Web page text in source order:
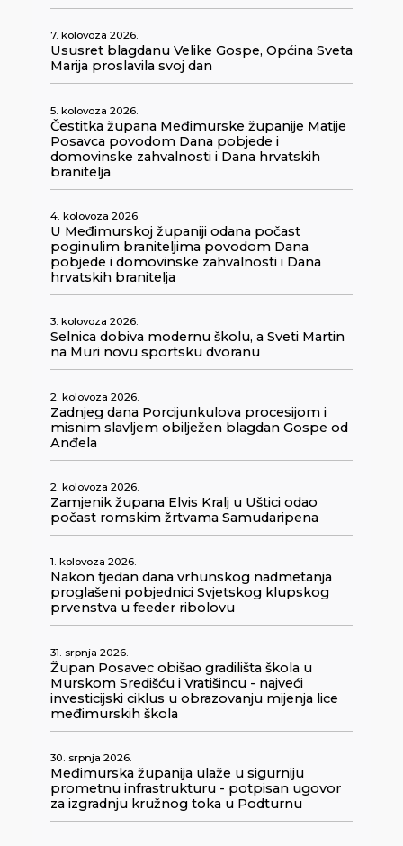
7. kolovoza 2026.
Ususret blagdanu Velike Gospe, Općina Sveta
Marija proslavila svoj dan
5. kolovoza 2026.
Čestitka župana Međimurske županije Matije
Posavca povodom Dana pobjede i
domovinske zahvalnosti i Dana hrvatskih
branitelja
4. kolovoza 2026.
U Međimurskoj županiji odana počast
poginulim braniteljima povodom Dana
pobjede i domovinske zahvalnosti i Dana
hrvatskih branitelja
3. kolovoza 2026.
Selnica dobiva modernu školu, a Sveti Martin
na Muri novu sportsku dvoranu
2. kolovoza 2026.
Zadnjeg dana Porcijunkulova procesijom i
misnim slavljem obilježen blagdan Gospe od
Anđela
2. kolovoza 2026.
Zamjenik župana Elvis Kralj u Uštici odao
počast romskim žrtvama Samudaripena
1. kolovoza 2026.
Nakon tjedan dana vrhunskog nadmetanja
proglašeni pobjednici Svjetskog klupskog
prvenstva u feeder ribolovu
31. srpnja 2026.
Župan Posavec obišao gradilišta škola u
Murskom Središću i Vratišincu - najveći
investicijski ciklus u obrazovanju mijenja lice
međimurskih škola
30. srpnja 2026.
Međimurska županija ulaže u sigurniju
prometnu infrastrukturu - potpisan ugovor
za izgradnju kružnog toka u Podturnu